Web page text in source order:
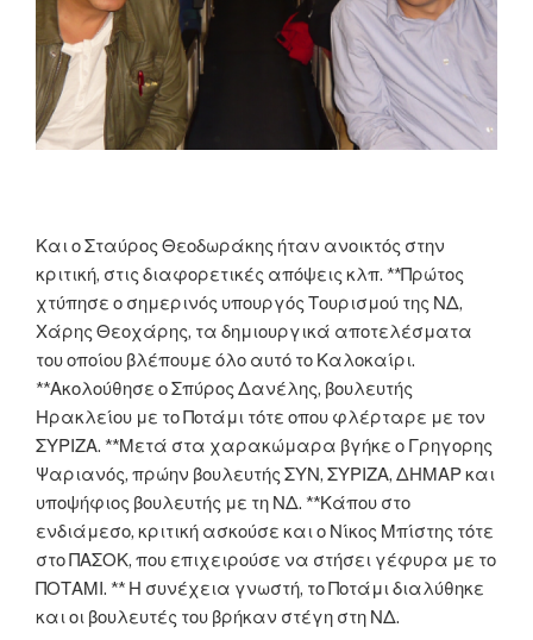
Και ο Σταύρος Θεοδωράκης ήταν ανοικτός στην
κριτική, στις διαφορετικές απόψεις κλπ. **Πρώτος
χτύπησε ο σημερινός υπουργός Τουρισμού της ΝΔ,
Χάρης Θεοχάρης, τα δημιουργικά αποτελέσματα
του οποίου βλέπουμε όλο αυτό το Καλοκαίρι.
**Ακολούθησε ο Σπύρος Δανέλης, βουλευτής
Ηρακλείου με το Ποτάμι τότε οπου φλέρταρε με τον
ΣΥΡΙΖΑ. **Μετά στα χαρακώμαρα βγήκε ο Γρηγορης
Ψαριανός, πρώην βουλευτής ΣΥΝ, ΣΥΡΙΖΑ, ΔΗΜΑΡ και
υποψήφιος βουλευτής με τη ΝΔ. **Κάπου στο
ενδιάμεσο, κριτική ασκούσε και ο Νίκος Μπίστης τότε
στο ΠΑΣΟΚ, που επιχειρούσε να στήσει γέφυρα με το
ΠΟΤΑΜΙ. ** Η συνέχεια γνωστή, το Ποτάμι διαλύθηκε
και οι βουλευτές του βρήκαν στέγη στη ΝΔ.